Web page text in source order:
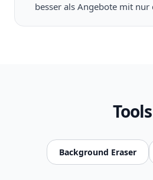
besser als Angebote mit nur
Tools
Background Eraser